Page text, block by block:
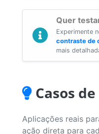
Quer
Experimente
contraste de
mais
Casos
Aplicações reais
ação direta para